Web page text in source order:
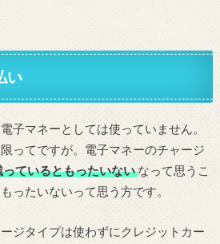
い
子マネーとしては使っていません。
ってですが。電子マネーのチャージ
ているともったいないなって思うこ
ったいないって思う方です。
ジタイプは使わずにクレジットカー